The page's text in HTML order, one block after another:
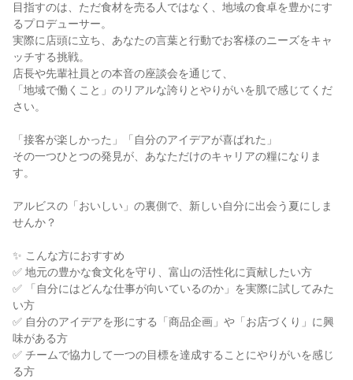
目指すのは、ただ食材を売る人ではなく、地域の食卓を豊かにす
るプロデューサー。
実際に店頭に立ち、あなたの言葉と行動でお客様のニーズをキャ
ッチする挑戦。
店長や先輩社員との本音の座談会を通じて、
「地域で働くこと」のリアルな誇りとやりがいを肌で感じてくだ
さい。
「接客が楽しかった」「自分のアイデアが喜ばれた」
その一つひとつの発見が、あなただけのキャリアの糧になりま
す。
アルビスの「おいしい」の裏側で、新しい自分に出会う夏にしま
せんか？
✨ こんな方におすすめ
✅ 地元の豊かな食文化を守り、富山の活性化に貢献したい方
✅ 「自分にはどんな仕事が向いているのか」を実際に試してみた
い方
✅ 自分のアイデアを形にする「商品企画」や「お店づくり」に興
味がある方
✅ チームで協力して一つの目標を達成することにやりがいを感じ
る方